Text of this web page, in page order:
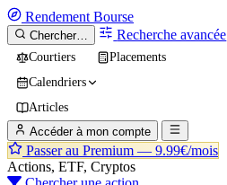
Rendement Bourse
Chercher… Recherche avancée
Courtiers
Placements
Calendriers
Articles
Accéder à mon compte
Passer au Premium — 9.99€/mois
Actions, ETF, Cryptos